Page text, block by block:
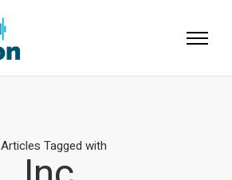
Articles Tagged with